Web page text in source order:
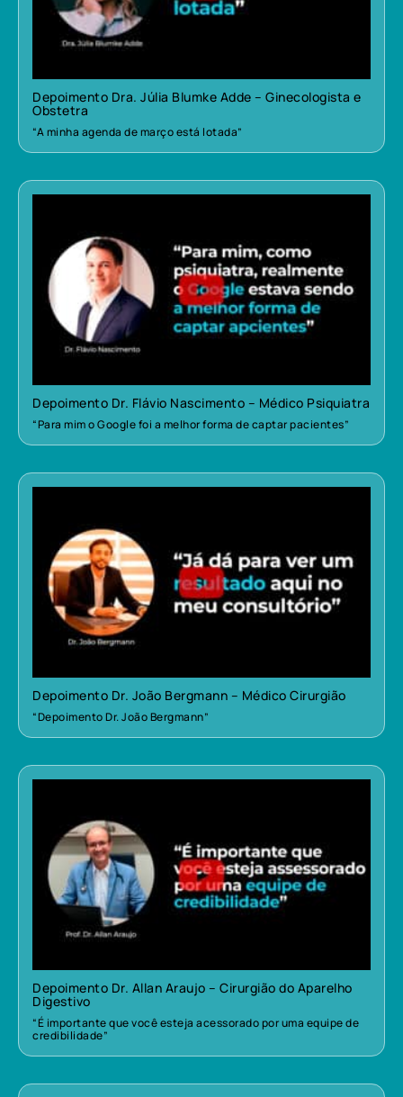
Depoimento Dra. Júlia Blumke Adde – Ginecologista e
Obstetra
“A minha agenda de março está lotada”
Depoimento Dr. Flávio Nascimento – Médico Psiquiatra
“Para mim o Google foi a melhor forma de captar pacientes”
Depoimento Dr. João Bergmann – Médico Cirurgião
“Depoimento Dr. João Bergmann”
Depoimento Dr. Allan Araujo – Cirurgião do Aparelho
Digestivo
“É importante que você esteja acessorado por uma equipe de
credibilidade”